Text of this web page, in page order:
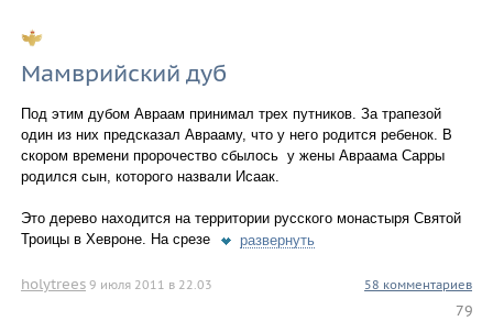
Мамврийский дуб
Под этим дубом Авраам принимал трех путников. За трапезой
один из них предсказал Аврааму, что у него родится ребенок. В
скором времени пророчество сбылось  у жены Авраама Сарры
родился сын, которого назвали Исаак.
Это дерево находится на территории русского монастыря Святой
Троицы в Хевроне. На срезе
развернуть
holytrees 9 июля 2011 в 22.03 58 комментариев
79